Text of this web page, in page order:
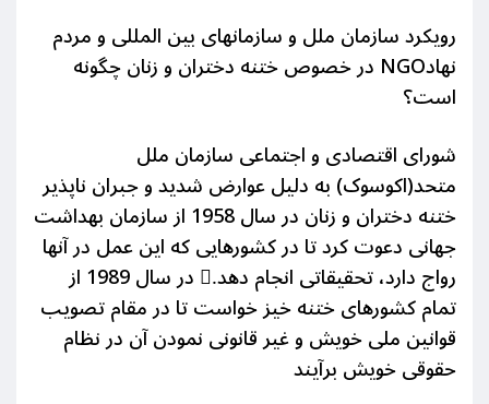
رویکرد سازمان ملل و سازمانهای بین المللی و مردم
نهادNGO در خصوص ختنه دختران و زنان چگونه
است؟
شورای اقتصادی و اجتماعی سازمان ملل
متحد(اکوسوک) به دلیل عوارض شدید و جبران ناپذیر
ختنه دختران و زنان در سال 1958 از سازمان بهداشت
جهانی دعوت کرد تا در کشورهایی که این عمل در آنها
رواج دارد، تحقیقاتی انجام دهد.ً در سال 1989 از
تمام کشورهای ختنه خیز خواست تا در مقام تصویب
قوانین ملی خویش و غیر قانونی نمودن آن در نظام
حقوقی خویش برآیند